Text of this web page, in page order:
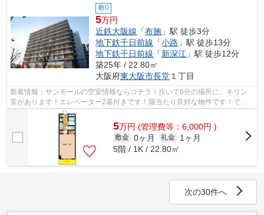
敷0
5万円
近鉄大阪線 「布施 」駅 徒歩3分
地下鉄千日前線 「小路 」駅 徒歩13分
地下鉄千日前線 「新深江 」駅 徒歩12分
築25年 / 22.80㎡
大阪府東大阪市長堂１丁目
新着情報：サンモールの空室情報ならコチラ！歩いて6分の場所に、キリン
堂があります！エレベーター2基付きです！陽当たり良好な物件です！でき
るだけ早めに不動産情報を集めたい方は...
5万円 (管理費等：6,000円 )
敷金 0ヶ月 礼金
1ヶ月
5階 / 1K / 22.80㎡
次の30件へ